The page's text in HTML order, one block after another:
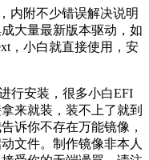
内附不少错误解决说明
大量最新版本驱动，如
，小白就直接使用，安
行安装，很多小白EFI
来就装，装不上了就到
诉你不存在万能镜像，
文件。制作镜像非本人